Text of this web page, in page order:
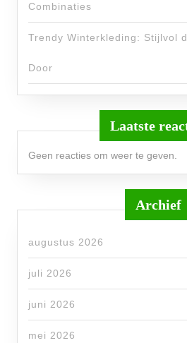
Combinaties
Trendy Winterkleding: Stijlvol
Door
Laatste
Geen reacties om weer te geven.
Archief
augustus 2026
juli 2026
juni 2026
mei 2026